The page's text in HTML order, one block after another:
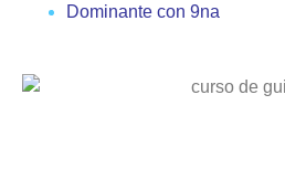
Dominante con 9na